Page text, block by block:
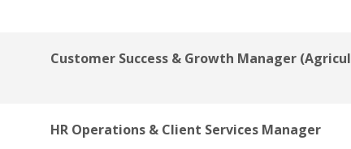
Customer Success & Growth Manager
HR Operations & Client Services Manager